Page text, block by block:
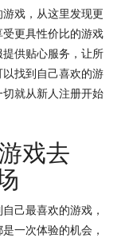
戏，从这里发现更
更具性价比的游戏
供贴心服务，让所
找到自己喜欢的游
就从新人注册开始
戏去
己最喜欢的游戏，
一次体验的机会，